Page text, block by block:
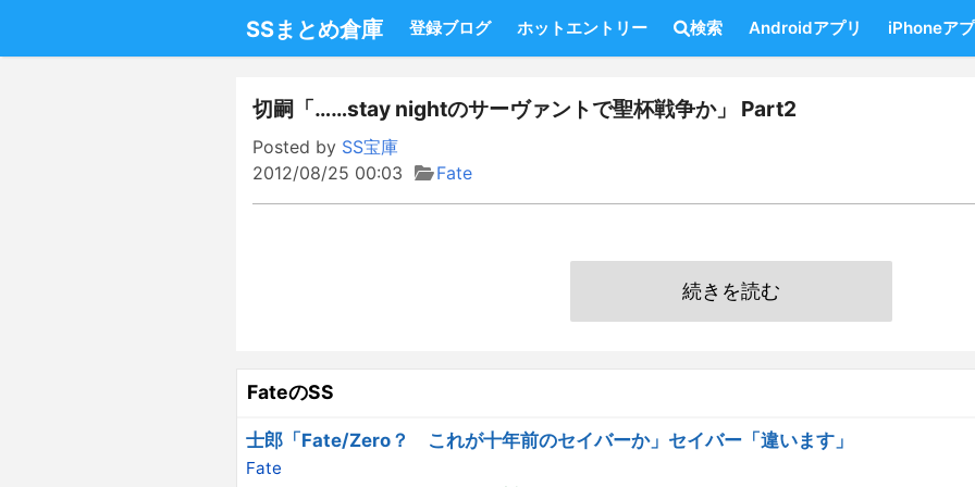
SSまとめ倉庫 登録ブログ ホットエントリー 検索 Androidアプリ iPhoneア
切嗣「……stay nightのサーヴァントで聖杯戦争か」 Part2
Posted by SS宝庫
2012/08/25 00:03
Fate
続きを読む
FateのSS
士郎「Fate/Zero？ これが十年前のセイバーか」セイバー「違います」
Fate